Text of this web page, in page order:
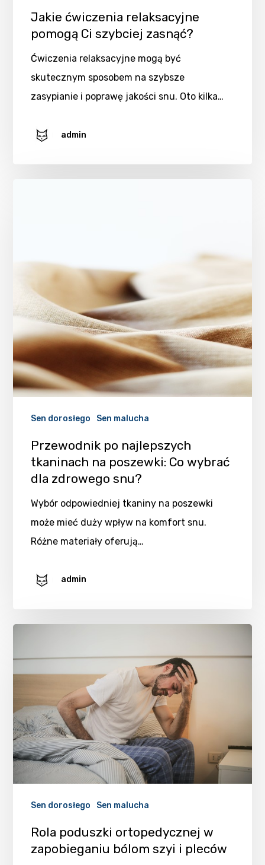
Jakie ćwiczenia relaksacyjne
pomogą Ci szybciej zasnąć?
Ćwiczenia relaksacyjne mogą być
skutecznym sposobem na szybsze
zasypianie i poprawę jakości snu. Oto kilka…
admin
Sen dorosłego Sen malucha
Przewodnik po najlepszych
tkaninach na poszewki: Co wybrać
dla zdrowego snu?
Wybór odpowiedniej tkaniny na poszewki
może mieć duży wpływ na komfort snu.
Różne materiały oferują…
admin
Sen dorosłego Sen malucha
Rola poduszki ortopedycznej w
zapobieganiu bólom szyi i pleców